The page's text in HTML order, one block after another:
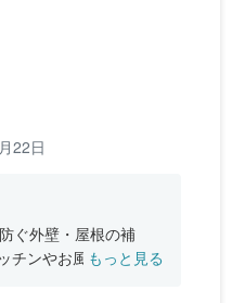
22日
ぐ外壁・屋根の補
チンやお風呂の増
もっと見る